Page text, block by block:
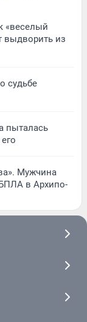
«веселый
выдворить из
судьбе
пыталась
Мужчина
БПЛА в Архипо-